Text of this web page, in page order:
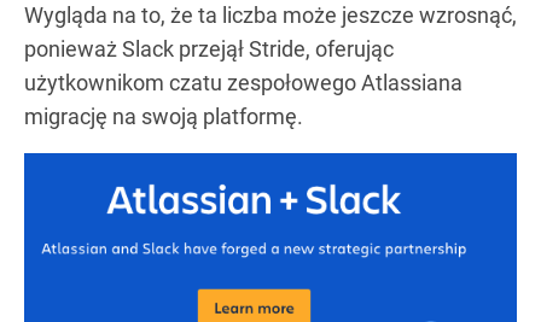
Wygląda na to, że ta liczba może jeszcze wzrosnąć,
ponieważ Slack przejął Stride, oferując
użytkownikom czatu zespołowego Atlassiana
migrację na swoją platformę.